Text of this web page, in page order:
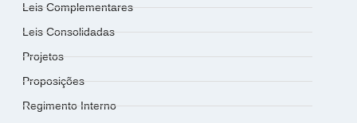
Leis Complementares
Leis Consolidadas
Projetos
Proposições
Regimento Interno